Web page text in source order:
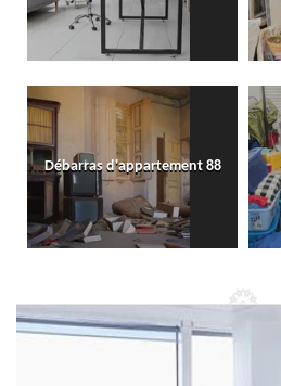
Débarras d'appartement 88